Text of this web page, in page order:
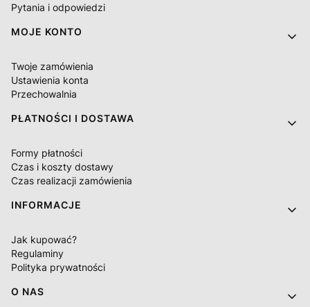
Pytania i odpowiedzi
MOJE KONTO
Twoje zamówienia
Ustawienia konta
Przechowalnia
PŁATNOŚCI I DOSTAWA
Formy płatności
Czas i koszty dostawy
Czas realizacji zamówienia
INFORMACJE
Jak kupować?
Regulaminy
Polityka prywatności
O NAS